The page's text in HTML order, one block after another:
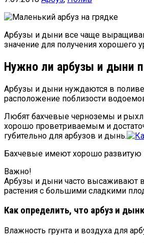
Арбузы и дыни все чаще
значение для получения
Нужно ли арбузы и дыни
Арбузы и дыни нуждаются в поливе
расположение поблизости
Любят бахчевые черноземы и
хорошо проветриваемым и
губительно для арбузов и дынь.
Бахчевые имеют хорошо развитую
Важно!
Арбузы и дыни часто высаживают
растения с большими сладкими
Как определить, что арбуз и
Влажность грунта и воздуха для